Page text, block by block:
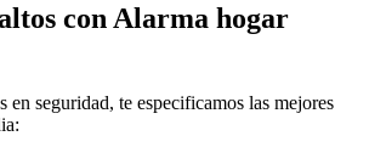
con Alarma hogar
en seguridad, te especificamos las mejores